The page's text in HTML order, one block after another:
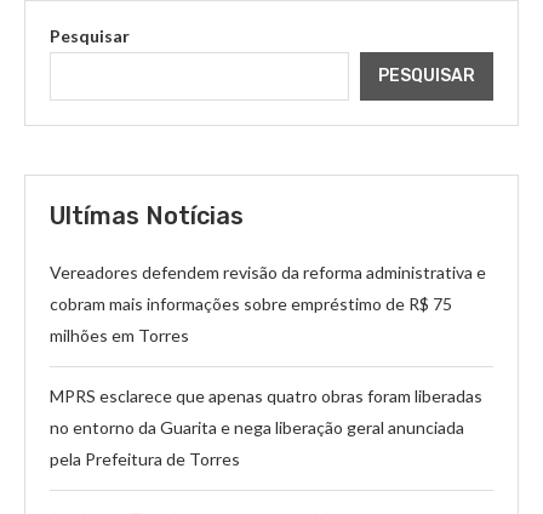
Pesquisar
PESQUISAR
Ultímas Notícias
Vereadores defendem revisão da reforma administrativa e
cobram mais informações sobre empréstimo de R$ 75
milhões em Torres
MPRS esclarece que apenas quatro obras foram liberadas
no entorno da Guarita e nega liberação geral anunciada
pela Prefeitura de Torres